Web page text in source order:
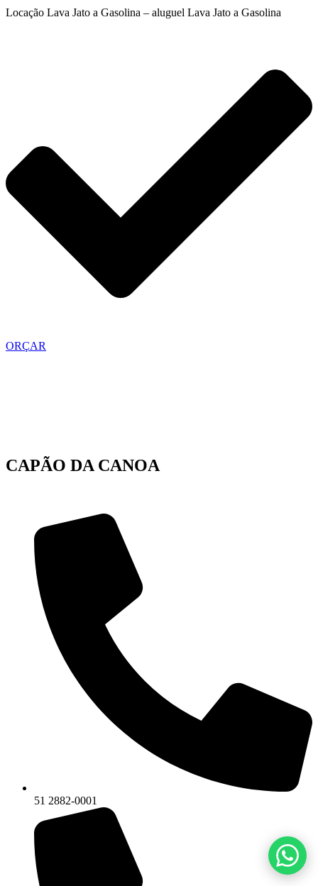
Locação Lava Jato a Gasolina – aluguel Lava Jato a Gasolina
ORÇAR
CAPÃO DA CANOA
51 2882-0001